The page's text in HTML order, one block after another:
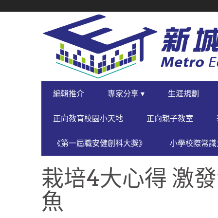
NAVIGATION
PRIMARY
NAVIGATION
編輯推介 專家分享 ▾ 生涯規劃
正向教育校園小天地 正向親子教室
《第一屆職安健創科大獎》 小學校際常
栽培4大心得 激
魚